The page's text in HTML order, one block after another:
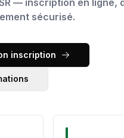
— inscription en ligne,
sécurisé.
inscription